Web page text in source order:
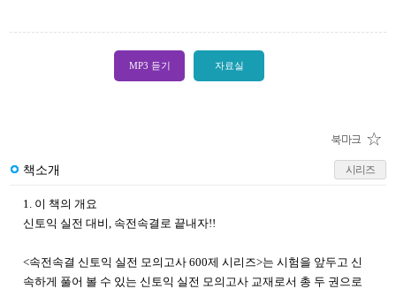
MP3 듣기 자료실
책소개 시리즈
1. 이 책의 개요
신토익 실전 대비, 속전속결로 끝내자!!
<속전속결 신토익 실전 모의고사 600제 시리즈>는 시험을 앞두고 신
속하게 풀어 볼 수 있는 신토익 실전 모의고사 교재로서 총 두 권으로